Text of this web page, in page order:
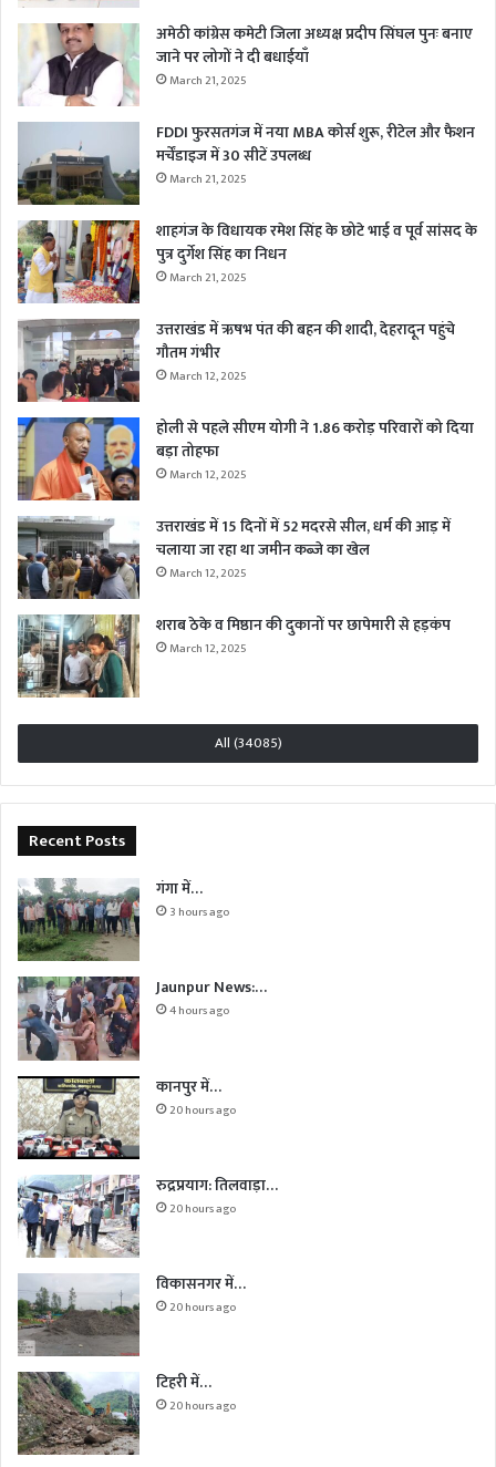
अमेठी कांग्रेस कमेटी जिला अध्यक्ष प्रदीप सिंघल पुनः बनाए
जाने पर लोगों ने दी बधाईयाँ
March 21, 2025
FDDI फुरसतगंज में नया MBA कोर्स शुरू, रीटेल और फैशन
मर्चेंडाइज में 30 सीटें उपलब्ध
March 21, 2025
शाहगंज के विधायक रमेश सिंह के छोटे भाई व पूर्व सांसद के
पुत्र दुर्गेश सिंह का निधन
March 21, 2025
उत्तराखंड में ऋषभ पंत की बहन की शादी, देहरादून पहुंचे
गौतम गंभीर
March 12, 2025
होली से पहले सीएम योगी ने 1.86 करोड़ परिवारों को दिया
बड़ा तोहफा
March 12, 2025
उत्तराखंड में 15 दिनों में 52 मदरसे सील, धर्म की आड़ में
चलाया जा रहा था जमीन कब्जे का खेल
March 12, 2025
शराब ठेके व मिष्ठान की दुकानों पर छापेमारी से हड़कंप
March 12, 2025
All (34085)
Recent Posts
गंगा में…
3 hours ago
Jaunpur News:…
4 hours ago
कानपुर में…
20 hours ago
रुद्रप्रयाग: तिलवाड़ा…
20 hours ago
विकासनगर में…
20 hours ago
टिहरी में…
20 hours ago